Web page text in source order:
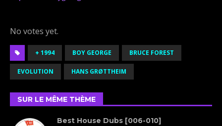
No votes yet.
+ 1994 BOY GEORGE BRUCE FOREST
EVOLUTION HANS GRØTTHEIM
SUR LE MÊME THÈME
Best House Dubs [006-010]